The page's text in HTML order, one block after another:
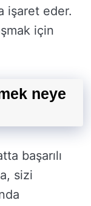
işaret eder.
için
neye
başarılı
sizi